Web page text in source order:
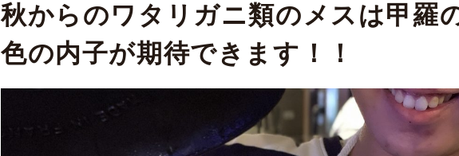
秋からのワタリガニ類のメスは甲羅
色の内子が期待できます！！